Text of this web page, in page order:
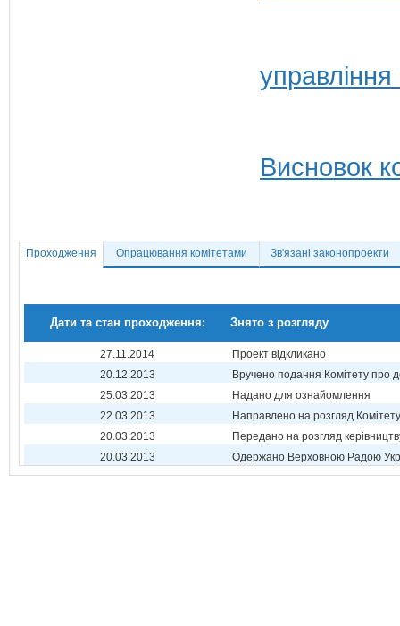
Висновок
Проходження Опрацювання комітетами Зв'язані законопроекти
Дати та стан проходження: Знято з розгляду
27.11.2014
Проект відкликано
20.12.2013
Вручено подання Комітету про
25.03.2013
Надано для ознайомлення
22.03.2013
Направлено на розгляд Комітету
20.03.2013
Передано на розгляд
20.03.2013
Одержано Верховною Радою